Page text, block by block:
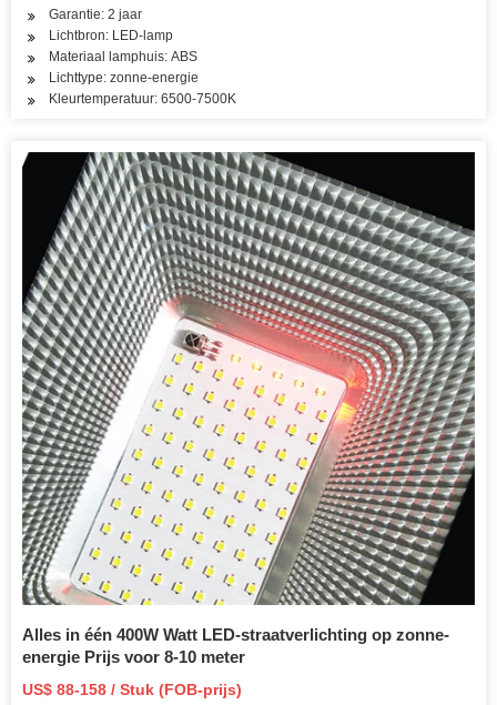
Garantie: 2 jaar
Lichtbron: LED-lamp
Materiaal lamphuis: ABS
Lichttype: zonne-energie
Kleurtemperatuur: 6500-7500K
Alles in één 400W Watt LED-straatverlichting op zonne-
energie Prijs voor 8-10 meter
US$ 88-158 / Stuk (FOB-prijs)